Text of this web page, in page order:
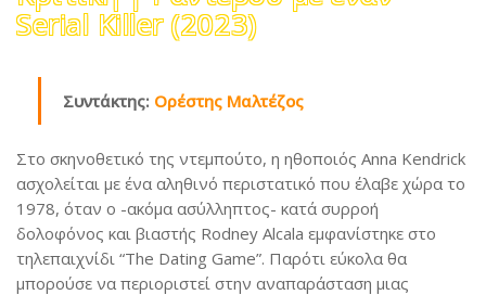
Serial Killer (2023)
Συντάκτης: Ορέστης Μαλτέζος
Στο σκηνοθετικό της ντεμπούτο, η ηθοποιός Anna Kendrick
ασχολείται με ένα αληθινό περιστατικό που έλαβε χώρα το
1978, όταν ο -ακόμα ασύλληπτος- κατά συρροή
δολοφόνος και βιαστής Rodney Alcala εμφανίστηκε στο
τηλεπαιχνίδι “The Dating Game”. Παρότι εύκολα θα
μπορούσε να περιοριστεί στην αναπαράσταση μιας